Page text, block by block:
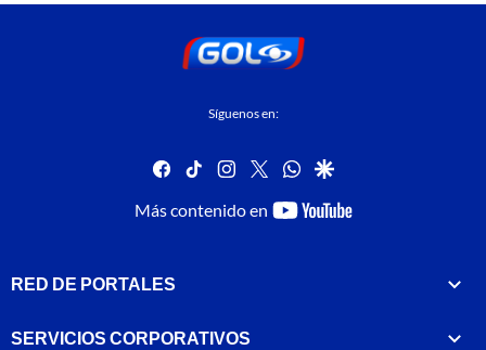
Síguenos en:
facebook
tiktok instagram
twitterwhatsapp
google
Más contenido en
youtube-
RED DE PORTALES
SERVICIOS CORPORATIVOS